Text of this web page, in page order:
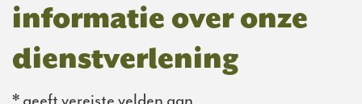
informatie over onze
dienstverlening
* geeft vereiste velden aan